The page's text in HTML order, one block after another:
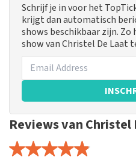
Schrijf je in voor het
krijgt dan automatisch
shows beschikbaar zijn. Zo
show van Christel De Laat
Reviews van Christel